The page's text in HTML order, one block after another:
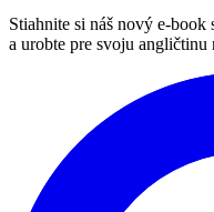
Stiahnite si náš nový e-
a urobte pre svoju angličtinu